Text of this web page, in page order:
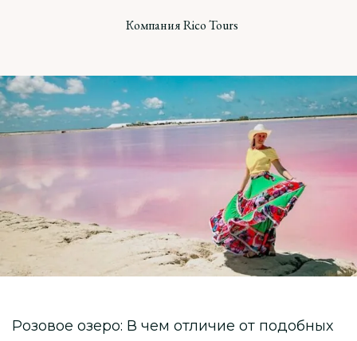
Компания Rico Tours
Розовое озеро: В чем отличие от подобных